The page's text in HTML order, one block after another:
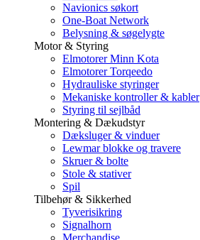
Navionics søkort
One-Boat Network
Belysning & søgelygte
Motor & Styring
Elmotorer Minn Kota
Elmotorer Torqeedo
Hydrauliske styringer
Mekaniske kontroller & kabler
Styring til sejlbåd
Montering & Dækudstyr
Dæksluger & vinduer
Lewmar blokke og travere
Skruer & bolte
Stole & stativer
Spil
Tilbehør & Sikkerhed
Tyverisikring
Signalhorn
Merchandise